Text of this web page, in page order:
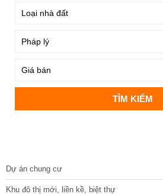
Dự án chung cư
Khu đô thị mới, liền kề, biệt thự